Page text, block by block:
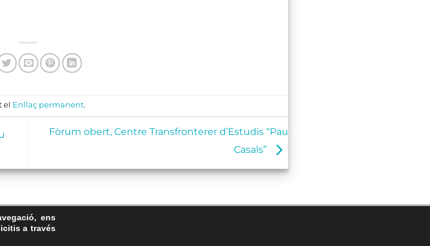
el Enllaç permanent.
Fòrum obert, Centre Transfronterer d’Estudis “Pau
Casals”
·Política de Cookies
ens
a través